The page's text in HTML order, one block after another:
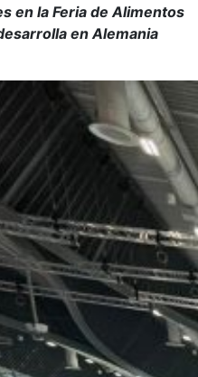
en la Feria de Alimentos
en Alemania